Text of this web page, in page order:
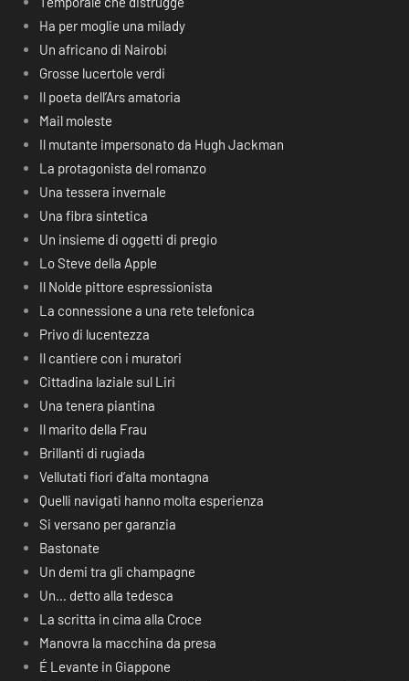
Ha per moglie una milady
Un africano di Nairobi
Grosse lucertole verdi
Il poeta dell’Ars amatoria
Mail moleste
Il mutante impersonato da Hugh Jackman
La protagonista del romanzo
Una tessera invernale
Una fibra sintetica
Un insieme di oggetti di pregio
Lo Steve della Apple
Il Nolde pittore espressionista
La connessione a una rete telefonica
Privo di lucentezza
Il cantiere con i muratori
Cittadina laziale sul Liri
Una tenera piantina
Il marito della Frau
Brillanti di rugiada
Vellutati fiori d’alta montagna
Quelli navigati hanno molta esperienza
Si versano per garanzia
Bastonate
Un demi tra gli champagne
Un… detto alla tedesca
La scritta in cima alla Croce
Manovra la macchina da presa
É Levante in Giappone